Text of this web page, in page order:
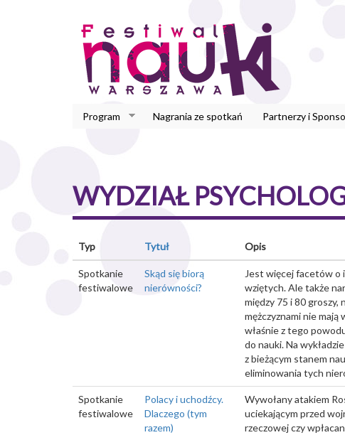
Program Nagrania ze spotkań Partnerzy i
WYDZIAŁ
Typ Tytuł Opis
Spotkanie
festiwalowe
Skąd się biorą
nierówności?
Jest więcej facetów o
wziętych. Ale także
między 75 i 80 groszy,
mężczyznami nie
właśnie z tego
do nauki. Na
z bieżącym stanem
eliminowania tych
Spotkanie
festiwalowe
Polacy i uchodźcy.
Dlaczego (tym
razem)
Wywołany atakiem
uciekającym przed
rzeczowej czy